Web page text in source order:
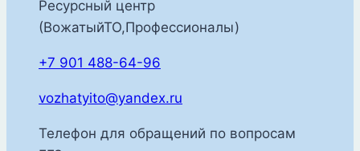
Ресурсный центр
(ВожатыйТО,Профессионалы)
+7 901 488-64-96
vozhatyito@yandex.ru
Телефон для обращений по вопросам